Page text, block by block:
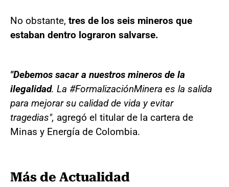
No obstante, tres de los seis mineros que
estaban dentro lograron salvarse.
"Debemos sacar a nuestros mineros de la
ilegalidad. La #FormalizaciónMinera es la salida
para mejorar su calidad de vida y evitar
tragedias", agregó el titular de la cartera de
Minas y Energía de Colombia.
Más de Actualidad